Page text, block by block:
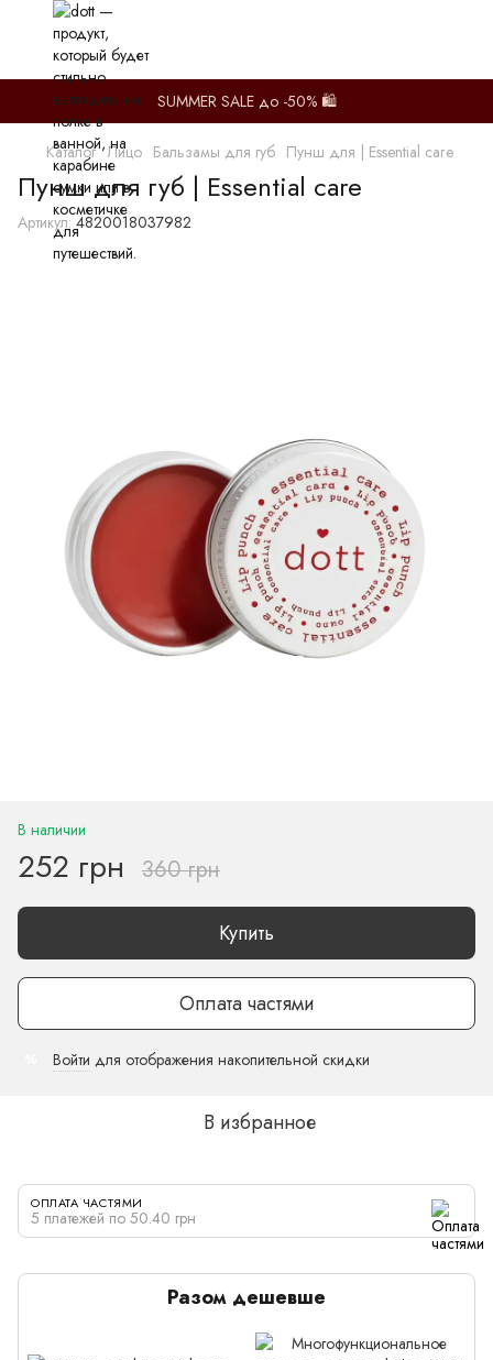
SUMMER SALE до -50% 🛍️
Каталог Лицо Бальзамы для губ Пунш для | Essential care
Пунш для губ | Essential care
Артикул: 4820018037982
В наличии
252 грн 360 грн
Купить
Оплата частями
Войти для отображения накопительной скидки
В избранное
ОПЛАТА ЧАСТЯМИ
5 платежей по 50.40 грн
Разом дешевше